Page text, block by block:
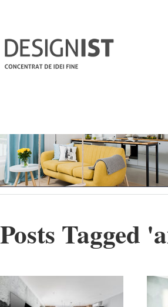
Posts Tagged '